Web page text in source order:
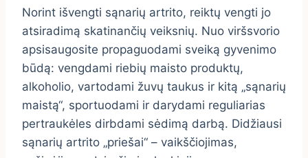
Norint išvengti sąnarių artrito, reiktų vengti jo
atsiradimą skatinančių veiksnių. Nuo viršsvorio
apsisaugosite propaguodami sveiką gyvenimo
būdą: vengdami riebių maisto produktų,
alkoholio, vartodami žuvų taukus ir kitą „sąnarių
maistą“, sportuodami ir darydami reguliarias
pertraukėles dirbdami sėdimą darbą. Didžiausi
sąnarių artrito „priešai“ – vaikščiojimas,